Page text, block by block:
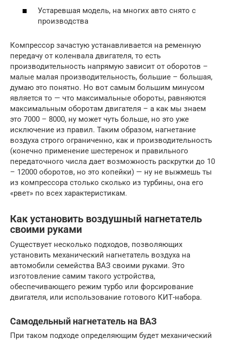
Устаревшая модель, на многих авто снято с
производства
Компрессор зачастую устанавливается на ременную
передачу от коленвала двигателя, то есть
производительность напрямую зависит от оборотов –
малые малая производительность, большие – большая,
думаю это понятно. Но вот самым большим минусом
является то — что максимальные обороты, равняются
максимальным оборотам двигателя – а как мы знаем
это 7000 – 8000, ну может чуть больше, но это уже
исключение из правил. Таким образом, нагнетание
воздуха строго ограниченно, как и производительность
(конечно применение шестеренок и правильного
передаточного числа дает возможность раскрутки до 10
– 12000 оборотов, но это копейки) — ну не выжмешь ты
из компрессора столько сколько из турбины, она его
«рвет» по всех характеристикам.
Как установить воздушный нагнетатель
своими руками
Существует несколько подходов, позволяющих
установить механический нагнетатель воздуха на
автомобили семейства ВАЗ своими руками. Это
изготовление самим такого устройства,
обеспечивающего режим турбо или форсирование
двигателя, или использование готового КИТ-набора.
Самодельный нагнетатель на ВАЗ
При таком подходе определяющим будет механический